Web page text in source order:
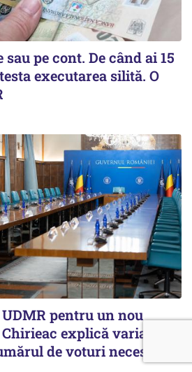
pe cont. De când ai 15
executarea silită. O
UDMR pentru un nou
explică varianta
de voturi necesare,